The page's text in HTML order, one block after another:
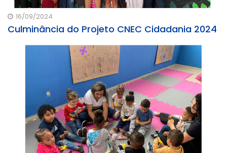
16/09/2024
Culminância do Projeto CNEC Cidadania 2024